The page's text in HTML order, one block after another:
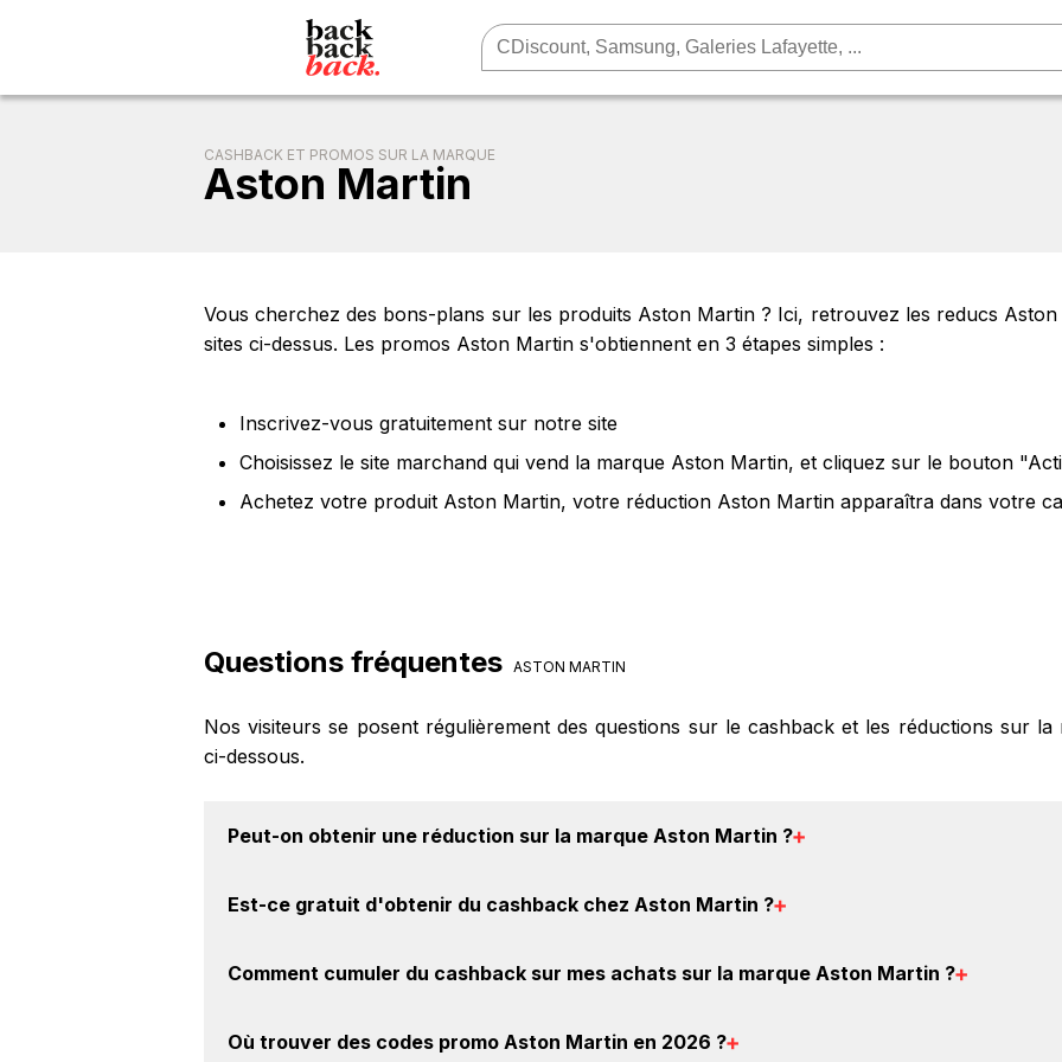
CASHBACK ET PROMOS SUR LA MARQUE
Aston Martin
Vous cherchez des bons-plans sur les produits Aston Martin ? Ici, retrouvez les reducs
sites ci-dessus. Les promos Aston Martin s'obtiennent en 3 étapes simples :
Inscrivez-vous gratuitement sur notre site
Choisissez le site marchand qui vend la marque Aston Martin, et cliquez sur le bouton
Achetez votre produit Aston Martin, votre réduction Aston Martin apparaîtra dans votre
Questions fréquentes ASTON MARTIN
Nos visiteurs se posent régulièrement des questions sur le cashback et les réductions sur
ci-dessous.
Peut-on obtenir une réduction sur la marque Aston Martin ?
la marque Aston Martin sur nos sites partenaires. Ce montant ne tient pas compte de vos
Est-ce gratuit d'obtenir du cashback chez Aston Martin ?
marque Aston Martin. Oui, c'est donc gratuit d'obtenir du cashback chez Aston Martin.
Comment cumuler du cashback sur mes achats sur la marque Aston Martin ?
Activer le cashback, réalisez votre achat, et vous verrez apparaître le cashback dans votre
Où trouver des codes promo Aston Martin en 2026 ?